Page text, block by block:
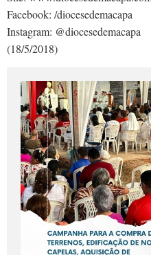
Facebook: /diocesedemacapa
Instagram: @diocesedemacapa
(18/5/2018)